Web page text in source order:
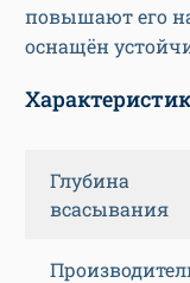
повышают его
оснащён
Глубина
всасывания